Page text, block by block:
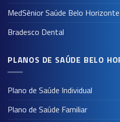
MedSênior Saúde Belo Horizonte
Bradesco Dental
PLANOS DE SAÚDE BELO
Plano de Saúde Individual
Plano de Saúde Familiar